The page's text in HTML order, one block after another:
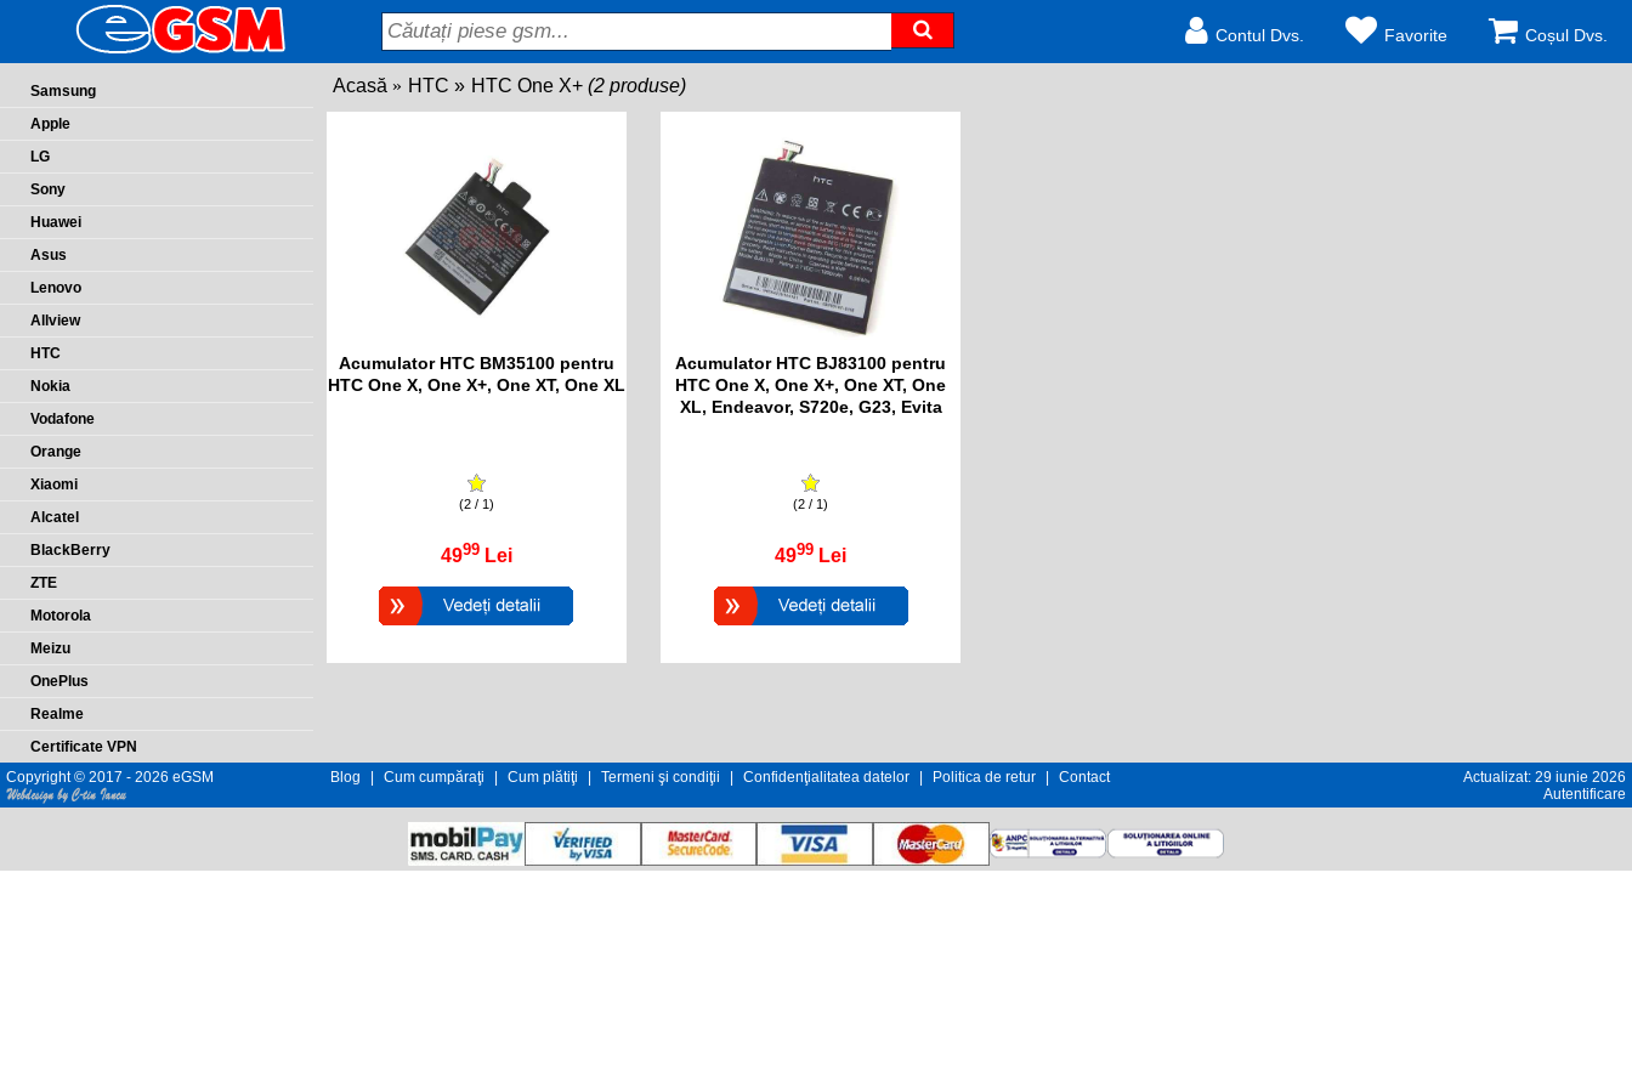
Contul Dvs. Favorite Coșul Dvs.
Samsung
Apple
LG
Sony
Huawei
Asus
Lenovo
Allview
HTC
Nokia
Vodafone
Orange
Xiaomi
Alcatel
BlackBerry
ZTE
Motorola
Meizu
OnePlus
Realme
Certificate VPN
Acasă HTC HTC One X+ (2 produse)
Acumulator HTC BM35100 pentru
HTC One X, One X+, One XT, One XL
(2 / 1)
4999 Lei
Acumulator HTC BJ83100 pentru
HTC One X, One X+, One XT, One
XL, Endeavor, S720e, G23, Evita
(2 / 1)
4999 Lei
Copyright © 2017 - 2026 eGSM Blog Cum cumpăraţi Cum plătiţi Termeni şi condiţii Confidenţialitatea datelor Politica de retur Contact
Actualizat: 29 iunie 2026
Autentificare